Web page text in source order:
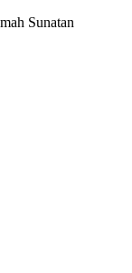
Sunatan